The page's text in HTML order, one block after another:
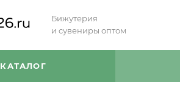
Бижутерия
и сувениры оптом
КАТАЛОГ